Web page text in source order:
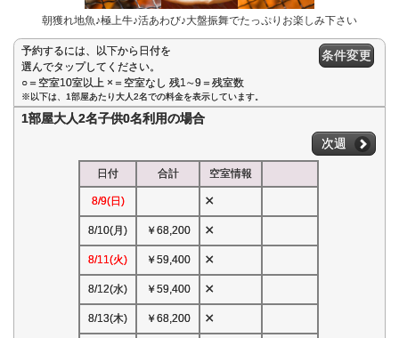
朝獲れ地魚♪極上牛♪活あわび♪大盤振舞でたっぷりお楽しみ下さい
予約するには、以下から日付を
選んでタップしてください。
○＝空室10室以上 ×＝空室なし 残1∼9＝残室数
条件変更
※以下は、1部屋あたり大人2名での料金を表示しています。
1部屋大人2名子供0名利用の場合
次週
日付 合計 空室情報
8/9(日) ×
8/10(月) ￥68,200 ×
8/11(火) ￥59,400 ×
8/12(水) ￥59,400 ×
8/13(木) ￥68,200 ×